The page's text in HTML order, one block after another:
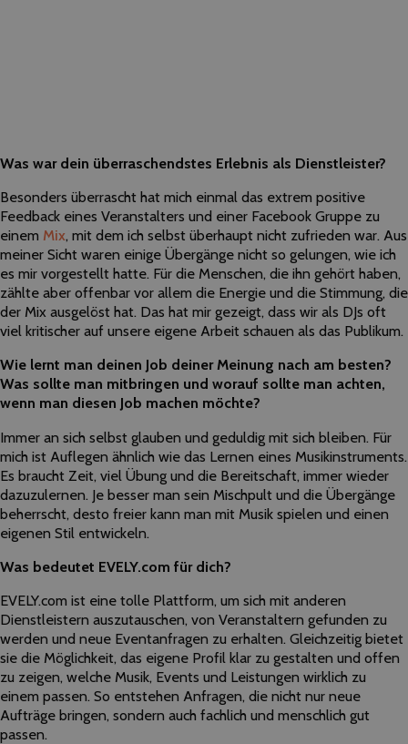
Was war dein überraschendstes Erlebnis als Dienstleister?
Besonders überrascht hat mich einmal das extrem positive
Feedback eines Veranstalters und einer Facebook Gruppe zu
einem Mix, mit dem ich selbst überhaupt nicht zufrieden war. Aus
meiner Sicht waren einige Übergänge nicht so gelungen, wie ich
es mir vorgestellt hatte. Für die Menschen, die ihn gehört haben,
zählte aber offenbar vor allem die Energie und die Stimmung, die
der Mix ausgelöst hat. Das hat mir gezeigt, dass wir als DJs oft
viel kritischer auf unsere eigene Arbeit schauen als das Publikum.
Wie lernt man deinen Job deiner Meinung nach am besten?
Was sollte man mitbringen und worauf sollte man achten,
wenn man diesen Job machen möchte?
Immer an sich selbst glauben und geduldig mit sich bleiben. Für
mich ist Auflegen ähnlich wie das Lernen eines Musikinstruments.
Es braucht Zeit, viel Übung und die Bereitschaft, immer wieder
dazuzulernen. Je besser man sein Mischpult und die Übergänge
beherrscht, desto freier kann man mit Musik spielen und einen
eigenen Stil entwickeln.
Was bedeutet EVELY.com für dich?
EVELY.com ist eine tolle Plattform, um sich mit anderen
Dienstleistern auszutauschen, von Veranstaltern gefunden zu
werden und neue Eventanfragen zu erhalten. Gleichzeitig bietet
sie die Möglichkeit, das eigene Profil klar zu gestalten und offen
zu zeigen, welche Musik, Events und Leistungen wirklich zu
einem passen. So entstehen Anfragen, die nicht nur neue
Aufträge bringen, sondern auch fachlich und menschlich gut
passen.